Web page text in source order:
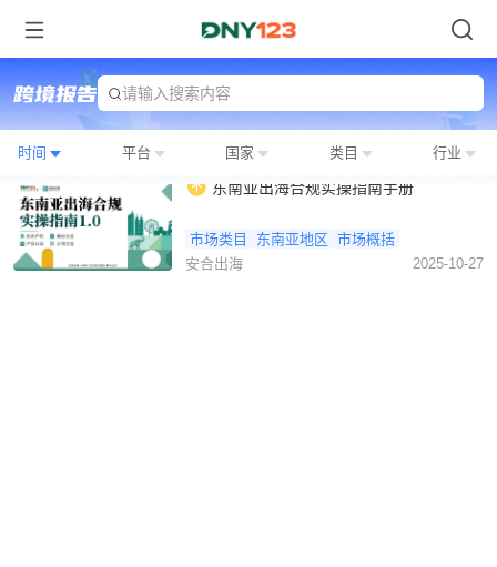
请输入搜索内容
时间 平台 国家 类目 行业
东南亚出海合规实操指南手册
市场类目 东南亚地区 市场概括
安合出海
2025-10-27